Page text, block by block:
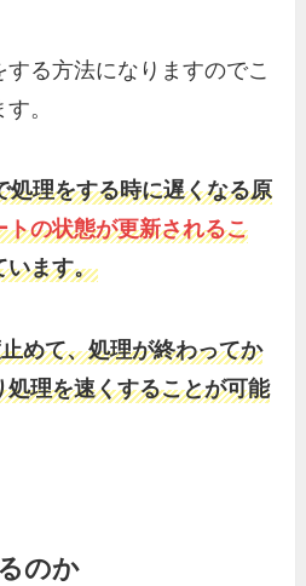
る方法になりますのでこ
。
処理をする時に遅くなる原
トの状態が更新されるこ
います。
めて、処理が終わってか
理を速くすることが可能
のか